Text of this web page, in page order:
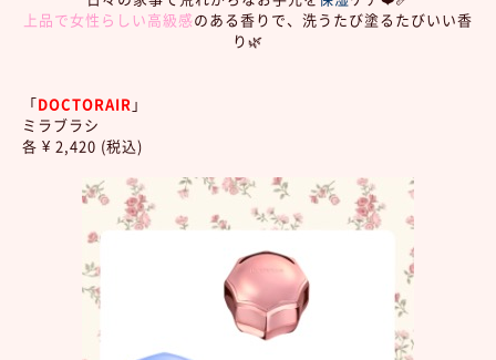
上品で女性らしい高級感のある香りで、洗うたび塗るたびいい香
り🌿
「DOCTORAIR 」
ミラブラシ
各 ¥ 2,420 (税込)